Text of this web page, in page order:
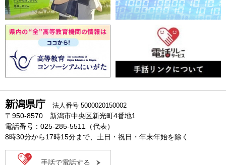
新潟県庁 法人番号 5000020150002
〒950-8570 新潟市中央区新光町4番地1
電話番号：025-285-5511（代表）
8時30分から17時15分まで、土日・祝日・年末年始を除く
手話で電話する